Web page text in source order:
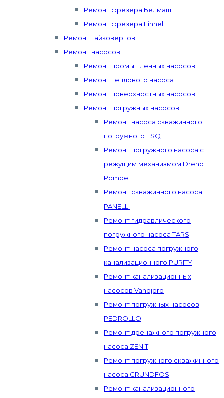
Ремонт фрезера Белмаш
Ремонт фрезера Einhell
Ремонт гайковертов
Ремонт насосов
Ремонт промышленных насосов
Ремонт теплового насоса
Ремонт поверхностных насосов
Ремонт погружных насосов
Ремонт насоса скважинного
погружного ESQ
Ремонт погружного насоса с
режущим механизмом Dreno
Pompe
Ремонт скважинного насоса
PANELLI
Ремонт гидравлического
погружного насоса TARS
Ремонт насоса погружного
канализационного PURITY
Ремонт канализационных
насосов Vandjord
Ремонт погружных насосов
PEDROLLO
Ремонт дренажного погружного
насоса ZENIT
Ремонт погружного скважинного
насоса GRUNDFOS
Ремонт канализационного